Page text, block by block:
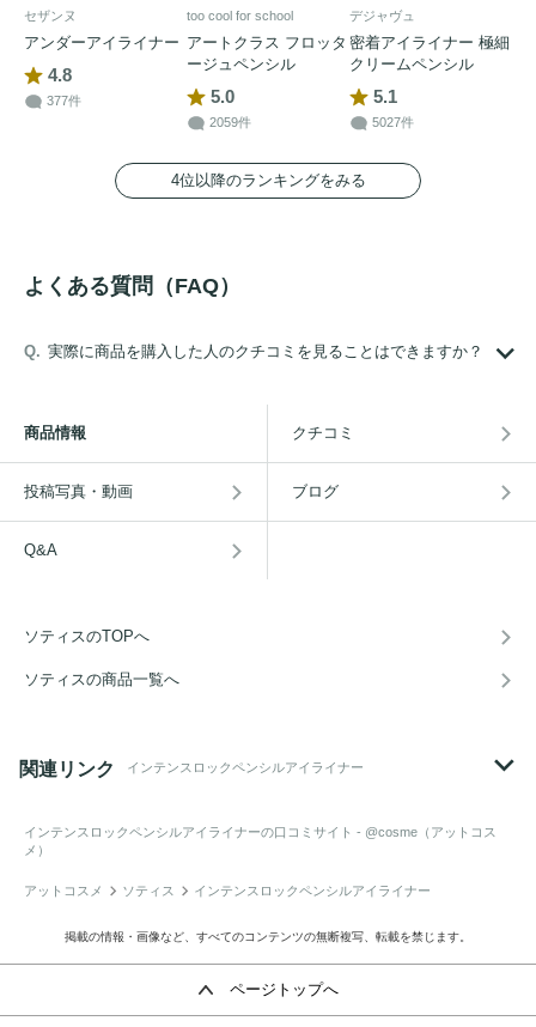
セザンヌ
アンダーアイライナー
4.8
377件
too cool for school
アートクラス フロッタ
ージュペンシル
5.0
2059件
デジャヴュ
密着アイライナー 極細
クリームペンシル
5.1
5027件
4位以降のランキングをみる
よくある質問（FAQ）
実際に商品を購入した人のクチコミを見ることはできますか？
商品情報 クチコミ
投稿写真・動画 ブログ
Q&A
ソティスのTOPへ
ソティスの商品一覧へ
関連リンク インテンスロックペンシルアイライナー
インテンスロックペンシルアイライナーの口コミサイト - @cosme（アットコス
メ）
アットコスメ ソティス インテンスロックペンシルアイライナー
掲載の情報・画像など、すべてのコンテンツの無断複写、転載を禁じます。
ページトップへ